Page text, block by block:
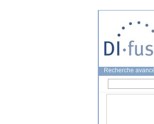
Recherche